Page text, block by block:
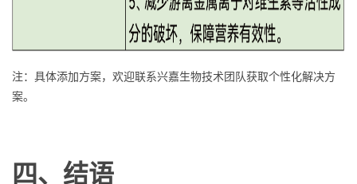
注：具体添加方案，欢迎联系兴嘉生物技术团队获取个性化解决方
案。
四、结语